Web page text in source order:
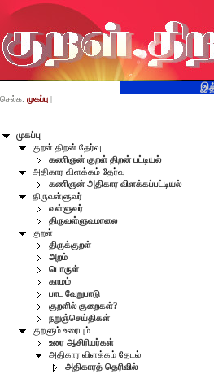
முகப்பு
குறள் திறன் தேர்வு
கணிஞன் குறள் திறன் பட்டியல்
அதிகார விளக்கம் தேர்வு
கணிஞன் அதிகார விளக்கப்பட்டியல்
திருவள்ளுவர்
வள்ளுவர்
திருவள்ளுவமாலை
குறள்
திருக்குறள்
அறம்
பொருள்
காமம்
பாட வேறுபாடு
குறளில் குறைகள்?
நறுஞ்செய்திகள்
குறளும் உரையும்
உரை ஆசிரியர்கள்
அதிகார விளக்கம் தேடல்
அதிகாரத் தெரிவில்
செல்க: முகப்பு |